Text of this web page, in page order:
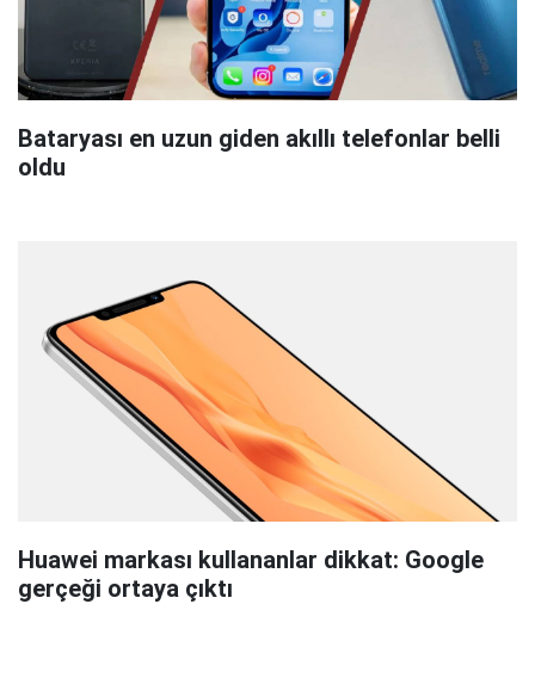
Bataryası en uzun giden akıllı telefonlar belli
oldu
Huawei markası kullananlar dikkat: Google
gerçeği ortaya çıktı